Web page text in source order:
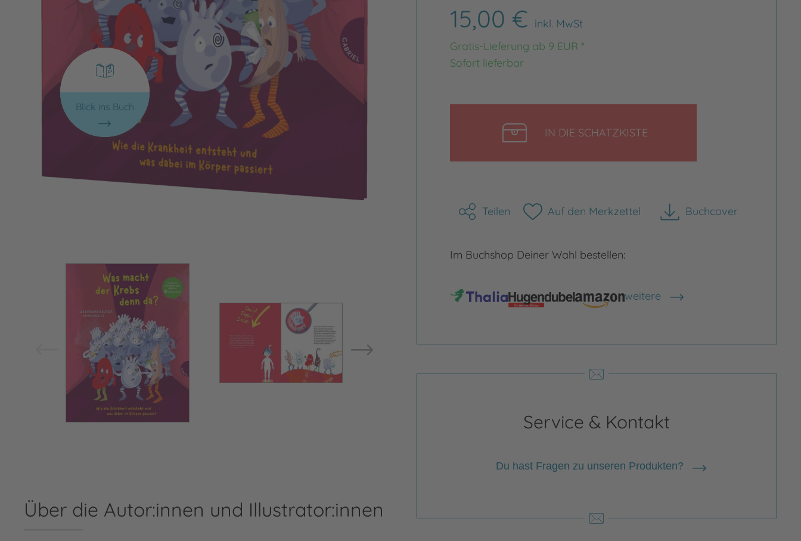
Blick ins Buch
Bild vergrößern
15,00 € inkl. MwSt
Gratis-Lieferung ab 9 EUR *
Sofort lieferbar
IN DIE SCHATZKISTE
Teilen Auf den Merkzettel Buchcover
herunterladen
Im Buchshop Deiner Wahl bestellen:
weitere
Shops anzeigen
Service & Kontakt
Du hast Fragen zu unseren Produkten?
Über die Autor:innen und Illustrator:innen